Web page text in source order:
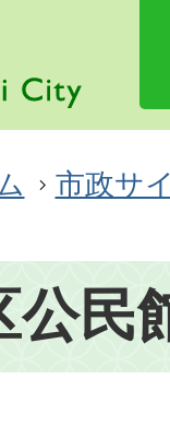
市政サ
公民